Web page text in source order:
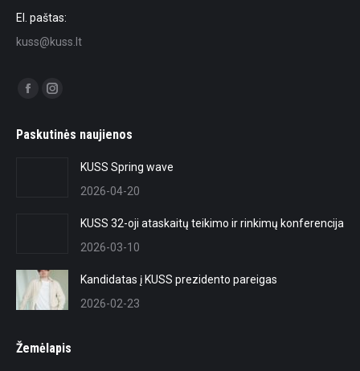
El. paštas:
kuss@kuss.lt
Find us on:
Facebook
opens
Instagram
opens
Paskutinės naujienos
KUSS Spring wave
2026-04-20
KUSS 32-oji ataskaitų teikimo ir rinkimų konferencija
2026-03-10
Kandidatas į KUSS prezidento pareigas
2026-02-23
Žemėlapis